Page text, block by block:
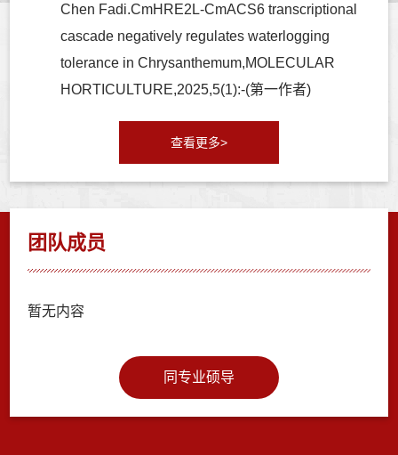
Chen Fadi.CmHRE2L-CmACS6 transcriptional
cascade negatively regulates waterlogging
tolerance in Chrysanthemum,MOLECULAR
HORTICULTURE,2025,5(1):-(第一作者)
查看更多>
团队成员
暂无内容
同专业硕导